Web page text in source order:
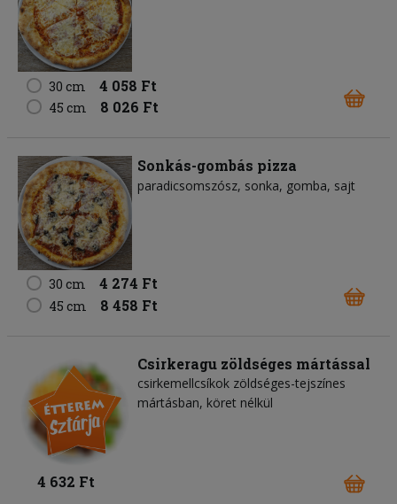
30 cm 4 058 Ft
45 cm 8 026 Ft
Sonkás-gombás pizza
paradicsomszósz sonka gomba sajt
30 cm 4 274 Ft
45 cm 8 458 Ft
Csirkeragu zöldséges mártással
csirkemellcsíkok zöldséges-tejszínes
mártásban, köret nélkül
4 632 Ft